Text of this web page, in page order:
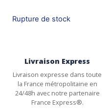
Rupture de stock
Livraison Express
Livraison expresse dans toute
la France métropolitaine en
24/48h avec notre partenaire
France Express®.